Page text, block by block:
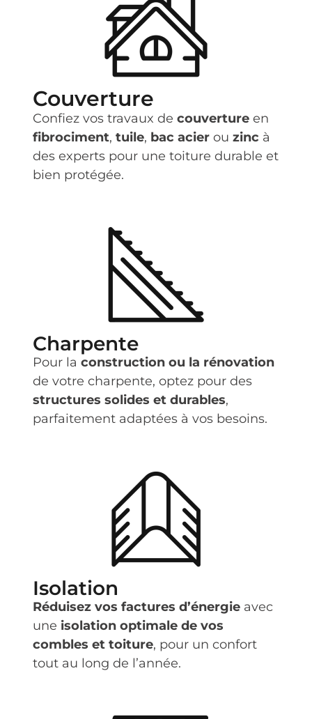
Couverture
Confiez vos travaux decouverture en
fibrociment,tuile, bac acier ouzinc à
des experts pour une toiture durable et
bien protégée.
Charpente
Pour laconstruction ou la rénovation
de votre charpente, optez pour des
structures solides et durables,
parfaitement adaptées à vos besoins.
Isolation
Réduisez vos factures d’énergie avec
une isolation optimale de vos
combles et toiture, pour un confort
tout au long de l’année.